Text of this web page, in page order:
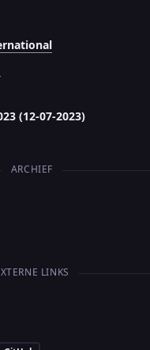
(12-07-2023)
ARCHIEF
LINKS